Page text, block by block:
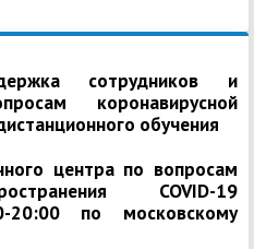
сотрудников и
коронавирусной
обучения
центра по вопросам
COVID-19
20:00 по московскому